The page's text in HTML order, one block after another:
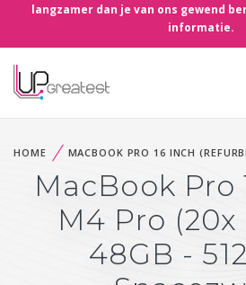
langzamer dan je van ons gewend
informatie.
HOME MACBOOK PRO 16 INCH
MacBook Pro
M4 Pro (20x
48GB -